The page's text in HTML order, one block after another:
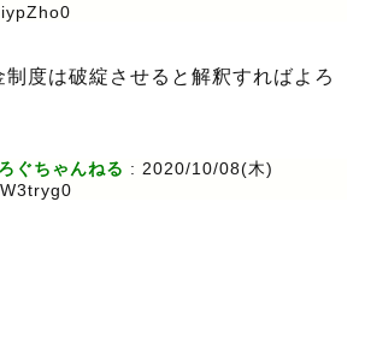
度は破綻させると解釈すればよろ
ぐちゃんねる : 2020/10/08(木)